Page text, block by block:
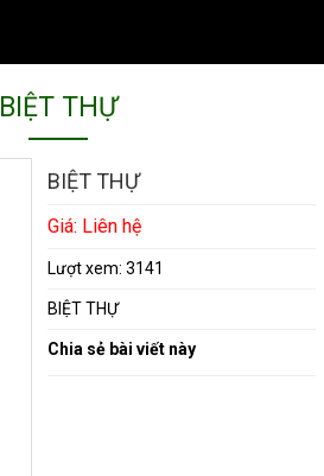
BIỆT THỰ
BIỆT THỰ
Giá: Liên hệ
Lượt xem: 3141
BIỆT THỰ
Chia sẻ bài viết này